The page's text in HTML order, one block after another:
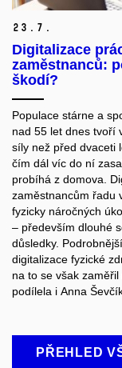
23. 7.
Digitalizace
zaměstnanců:
škodí?
Populace stárne a
nad 55 let dnes tvoří
síly než před dvaceti
čím dál víc do ní
probíhá z domova.
zaměstnancům řadu
fyzicky náročných
– především dlouhé
důsledky.
digitalizace fyzické
na to se však
podílela i Anna
PŘEHLED